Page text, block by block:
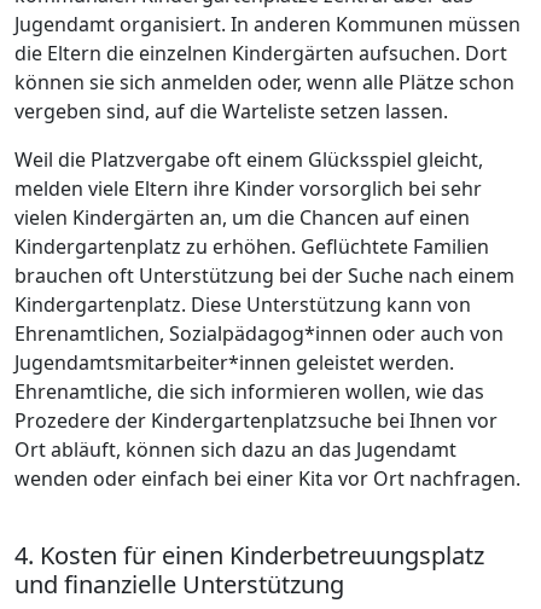
Jugendamt organisiert. In anderen Kommunen müssen
die Eltern die einzelnen Kindergärten aufsuchen. Dort
können sie sich anmelden oder, wenn alle Plätze schon
vergeben sind, auf die Warteliste setzen lassen.
Weil die Platzvergabe oft einem Glücksspiel gleicht,
melden viele Eltern ihre Kinder vorsorglich bei sehr
vielen Kindergärten an, um die Chancen auf einen
Kindergartenplatz zu erhöhen. Geflüchtete Familien
brauchen oft Unterstützung bei der Suche nach einem
Kindergartenplatz. Diese Unterstützung kann von
Ehrenamtlichen, Sozialpädagog*innen oder auch von
Jugendamtsmitarbeiter*innen geleistet werden.
Ehrenamtliche, die sich informieren wollen, wie das
Prozedere der Kindergartenplatzsuche bei Ihnen vor
Ort abläuft, können sich dazu an das Jugendamt
wenden oder einfach bei einer Kita vor Ort nachfragen.
4. Kosten für einen Kinderbetreuungsplatz
und finanzielle Unterstützung